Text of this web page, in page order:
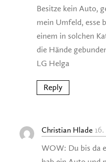
Besitze kein Auto,
mein Umfeld, esse
einem in solchen
die Hände
LG Helga
Reply
Christian Hlade
WOW: Du bis da